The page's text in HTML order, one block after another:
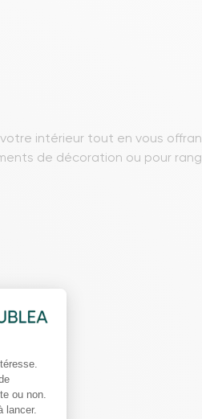
intérieur tout en vous
de décoration ou pour